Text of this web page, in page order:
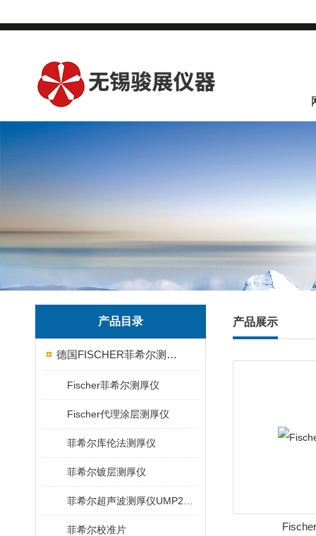
产品目录
德国FISCHER菲希尔测厚仪
Fischer菲希尔测厚仪
Fischer代理涂层测厚仪
菲希尔库伦法测厚仪
菲希尔镀层测厚仪
菲希尔校准片
产品展示